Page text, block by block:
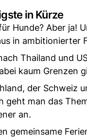
in Kürze
Hunde? Aber ja!
in ambitionierter
Thailand und
kaum Grenzen
der Schweiz
geht man das
an.
gemeinsame